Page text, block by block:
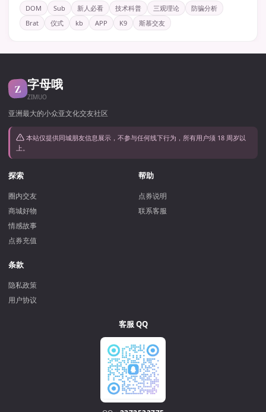
DOM Sub 新人必看 技术科普 三观理论
防骗分析
Brat
仪式 kb APP K9 斯慕交友
Z 字母哦
ZIMUO
亚洲最大的小众亚文化交友社区
本站仅提供同城朋友信息展示，不参与任何线下行为，所有用户须 18 周岁以
上。
探索
圈内交友
商城好物
情感故事
点券充值
帮助
点券说明
联系客服
条款
隐私政策
用户协议
客服 QQ